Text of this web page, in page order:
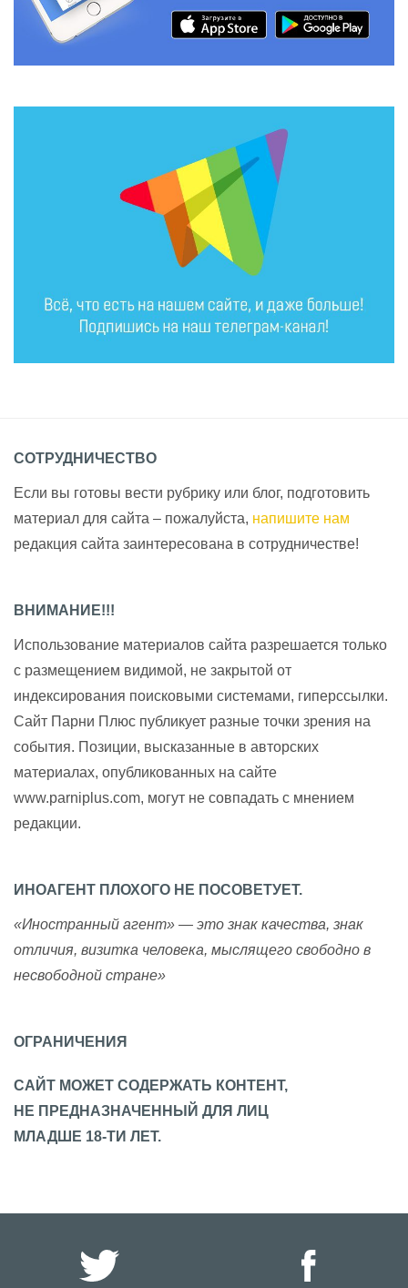
СОТРУДНИЧЕСТВО
Если вы готовы вести рубрику или блог, подготовить
материал для сайта – пожалуйста, напишите нам
редакция сайта заинтересована в сотрудничестве!
ВНИМАНИЕ!!!
Использование материалов сайта разрешается только
с размещением видимой, не закрытой от
индексирования поисковыми системами, гиперссылки.
Сайт Парни Плюс публикует разные точки зрения на
события. Позиции, высказанные в авторских
материалах, опубликованных на сайте
www.parniplus.com, могут не совпадать с мнением
редакции.
ИНОАГЕНТ ПЛОХОГО НЕ ПОСОВЕТУЕТ.
«Иностранный агент» — это знак качества, знак
отличия, визитка человека, мыслящего свободно в
несвободной стране»
ОГРАНИЧЕНИЯ
САЙТ МОЖЕТ СОДЕРЖАТЬ КОНТЕНТ,
НЕ ПРЕДНАЗНАЧЕННЫЙ ДЛЯ ЛИЦ
МЛАДШЕ 18-ТИ ЛЕТ.